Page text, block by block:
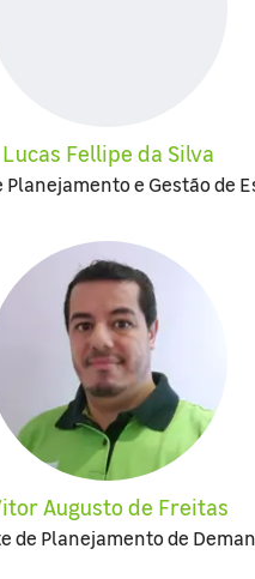
Lucas Fellipe da Silva
e Gestão de
Augusto de Freitas
de Planejamento de